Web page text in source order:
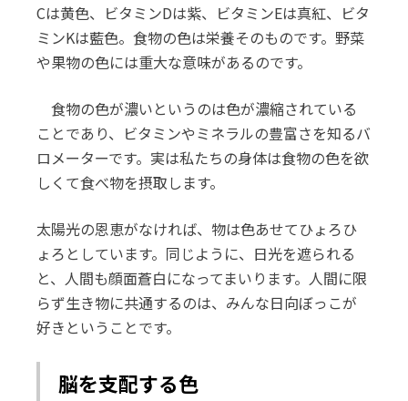
Cは黄色、ビタミンDは紫、ビタミンEは真紅、ビタ
ミンKは藍色。食物の色は栄養そのものです。野菜
や果物の色には重大な意味があるのです。
食物の色が濃いというのは色が濃縮されている
ことであり、ビタミンやミネラルの豊富さを知るバ
ロメーターです。実は私たちの身体は食物の色を欲
しくて食べ物を摂取します。
太陽光の恩恵がなければ、物は色あせてひょろひ
ょろとしています。同じように、日光を遮られる
と、人間も顔面蒼白になってまいります。人間に限
らず生き物に共通するのは、みんな日向ぼっこが
好きということです。
脳を支配する色